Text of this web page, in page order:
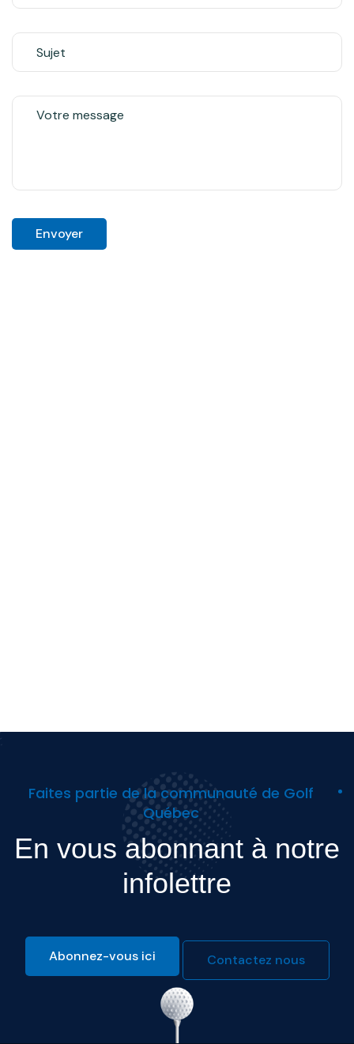
Envoyer
Faites partie de la communauté de Golf
Québec
En vous abonnant à notre
infolettre
Abonnez-vous ici Contactez nous